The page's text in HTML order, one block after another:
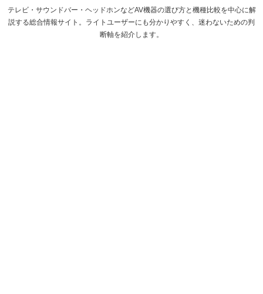
テレビ・サウンドバー・ヘッドホンなどAV機器の選び方と機種比較を中心に解
説する総合情報サイト。ライトユーザーにも分かりやすく、迷わないための判
断軸を紹介します。